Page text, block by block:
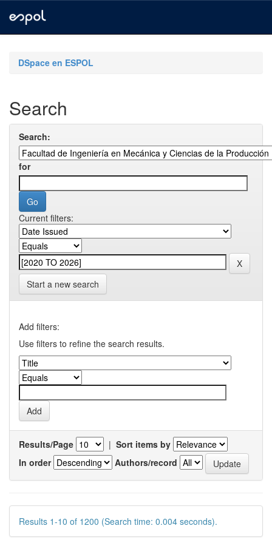
navigationDSpace en ESPOL
Search
Search:
for
Current filters:
Start a new search
Add filters:
Use filters to refine the search results.
Results/Page | Sort items by
In order
Authors/record
Results 1-10 of 1200 (Search time: 0.004 seconds).